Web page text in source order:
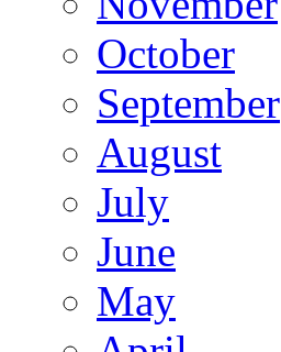
October
September
August
July
June
May